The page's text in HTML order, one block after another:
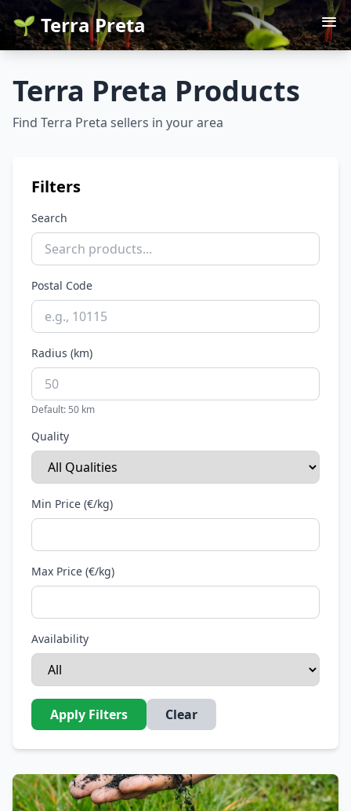
🌱 Terra Preta
Terra Preta Products
Find Terra Preta sellers in your area
Filters
Search
Postal Code
Radius (km)
Default: 50 km
Quality
Min Price (€/kg)
Max Price (€/kg)
Availability
Apply Filters Clear